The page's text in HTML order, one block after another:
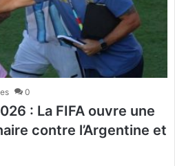
0
: La FIFA ouvre une
contre l’Argentine et